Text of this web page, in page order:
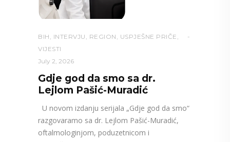
BIH , INTERVJU , REGION , USPJEŠNE PRIČE ,
VIJESTI
July 2, 2026
Gdje god da smo sa dr.
Lejlom Pašić-Muradić
U novom izdanju serijala „Gdje god da smo“
razgovaramo sa dr. Lejlom Pašić-Muradić,
oftalmologinjom, poduzetnicom i